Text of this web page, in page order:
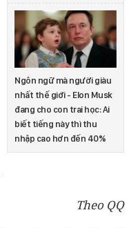
Ngôn ngữ mà người giàu
nhất thế giới - Elon Musk
đang cho con trai học: Ai
biết tiếng này thì thu
nhập cao hơn đến 40%
Theo QQ